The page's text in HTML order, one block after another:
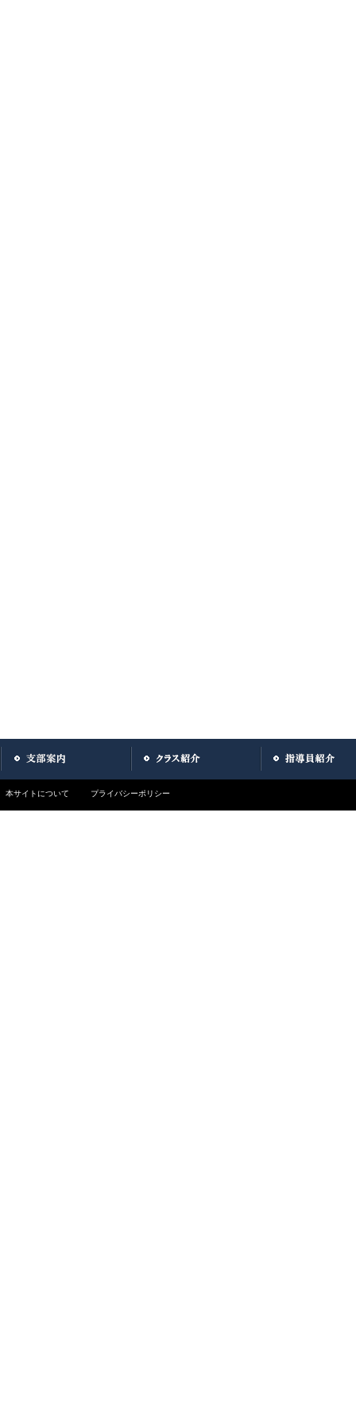
本サイトについて プライバシーポリシー